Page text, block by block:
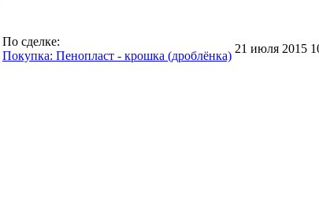
По сделке:
Покупка: Пенопласт - крошка (дроблёнка)
21 июля 2015